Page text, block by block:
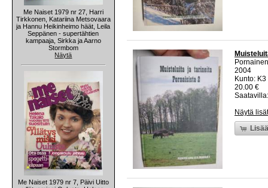
Me Naiset 1979 nr 27, Harri
Tirkkonen, Katariina Metsovaara
ja Hannu Heikinheimo häät, Leila
Seppänen - supertähtien
kampaaja, Sirkka ja Aarno
Stormbom
Näytä
Me Naiset 1979 nr 7, Päivi Uitto
2004
Kunto:
20.00 €
Näytä